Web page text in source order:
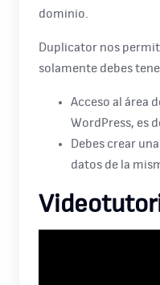
dominio.
Duplicator nos
solamente debes
Acceso al área
WordPress, es
Debes crear
datos de la